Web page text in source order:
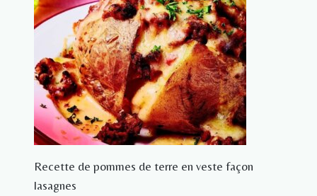
Recette de pommes de terre en veste façon
lasagnes